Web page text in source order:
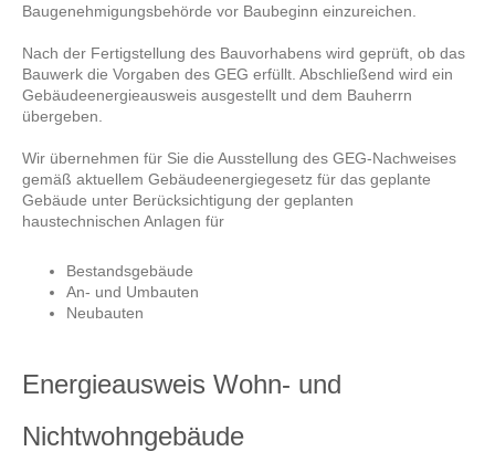
Baugenehmi­gungs­behörde vor Baubeginn einzureichen.
Nach der Fertigstellung des Bauvorhabens wird geprüft, ob das
Bauwerk die Vorgaben des GEG erfüllt. Abschließend wird ein
Gebäude­energieausweis ausgestellt und dem Bauherrn
übergeben.
Wir übernehmen für Sie die Ausstel­lung des GEG-Nachweises
gemäß aktuellem Gebäudeenergiegesetz für das geplante
Gebäude unter Berücksichtigung der geplanten
haustechnischen Anlagen für
Bestandsgebäude
An- und Umbauten
Neubauten
Energieausweis Wohn- und
Nichtwohngebäude